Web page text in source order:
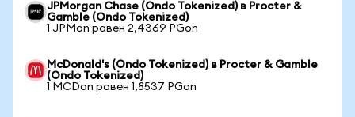
JPMorgan Chase (Ondo Tokenized) в Procter &
Gamble (Ondo Tokenized)
1 JPMon равен 2,4369 PGon
McDonald's (Ondo Tokenized) в Procter & Gamble
(Ondo Tokenized)
1 MCDon равен 1,8537 PGon